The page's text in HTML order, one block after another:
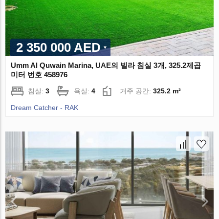
2 350 000 AED
Umm Al Quwain Marina, UAE의 빌라 침실 3개, 325.2제곱
미터 번호 458976
침실:3 욕실:4 거주 공간:325.2 m²
Dream Catcher - RAK